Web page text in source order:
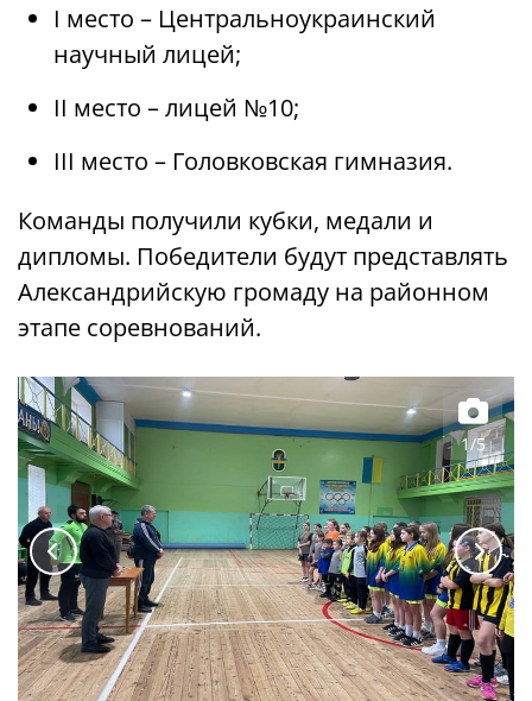
I место – Центральноукраинский
научный лицей;
ІІ место – лицей №10;
ІІІ место – Головковская гимназия.
Команды получили кубки, медали и
дипломы. Победители будут представлять
Александрийскую громаду на районном
этапе соревнований.
1/5